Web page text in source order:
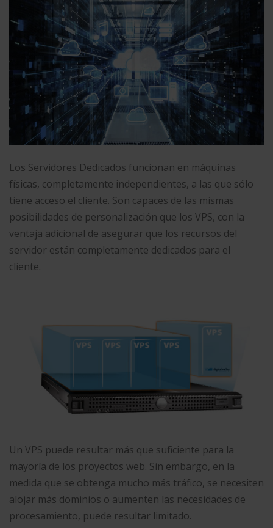
Los Servidores Dedicados funcionan en máquinas
físicas, completamente independientes, a las que sólo
tiene acceso el cliente. Son capaces de las mismas
posibilidades de personalización que los VPS, con la
ventaja adicional de asegurar que los recursos del
servidor están completamente dedicados para el
cliente.
Un VPS puede resultar más que suficiente para la
mayoría de los proyectos web. Sin embargo, en la
medida que se obtenga mucho más tráfico, se necesiten
alojar más dominios o aumenten las necesidades de
procesamiento, puede resultar limitado.